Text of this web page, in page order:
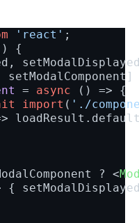
'react'
{
= async () => {
import ( './
loadResult.
? <
{